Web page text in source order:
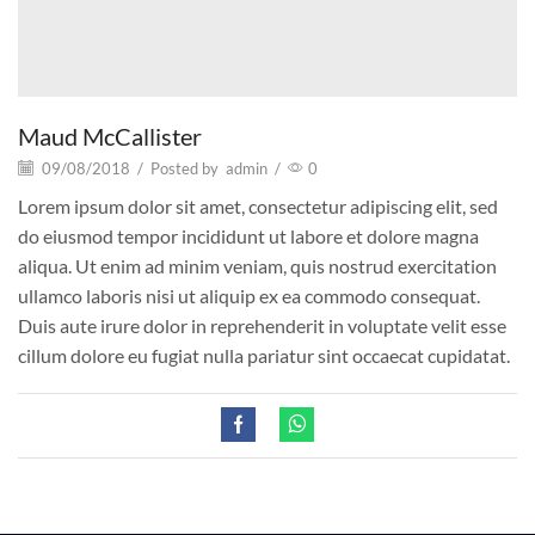
Maud McCallister
09/08/2018 / Posted by admin / 0
Lorem ipsum dolor sit amet, consectetur adipiscing elit, sed
do eiusmod tempor incididunt ut labore et dolore magna
aliqua. Ut enim ad minim veniam, quis nostrud exercitation
ullamco laboris nisi ut aliquip ex ea commodo consequat.
Duis aute irure dolor in reprehenderit in voluptate velit esse
cillum dolore eu fugiat nulla pariatur sint occaecat cupidatat.